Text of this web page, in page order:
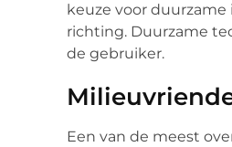
keuze voor
richting. Duurzame
de gebruiker.
Een van de meest